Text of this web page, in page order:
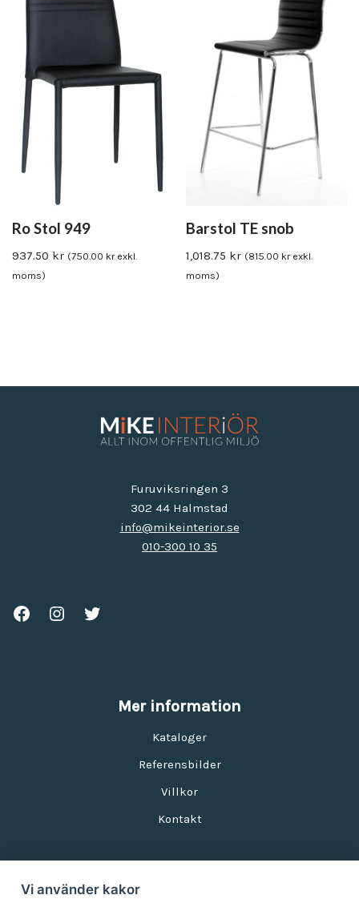
Ro Stol 949
937.50 kr (750.00 krexkl.
moms)
Barstol TE snob
1,018.75 kr (815.00 krexkl.
moms)
Furuviksringen 3
302 44 Halmstad
info@mikeinterior.se
010-300 10 35
Mer information
Kataloger
Referensbilder
Villkor
Kontakt
Vi använder kakor